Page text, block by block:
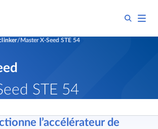
Master X-Seed STE 54
STE 54
l’accélérateur de